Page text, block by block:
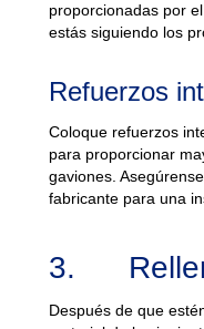
proporcionadas por
estás siguiendo los
Refuerzos
Coloque refuerzos
para proporcionar
gaviones.
fabricante para una
3.
Después de que